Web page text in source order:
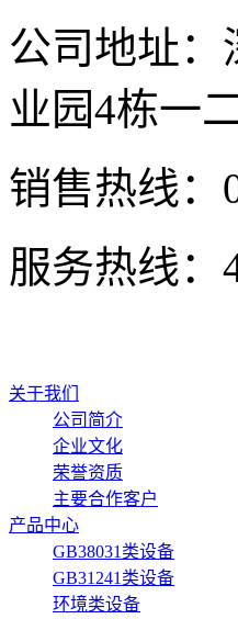
公司地址
业园4栋一
销售热线：
服务热线：
关于我们
公司简介
企业文化
荣誉资质
主要合作客户
产品中心
GB38031类设备
GB31241类设备
环境类设备